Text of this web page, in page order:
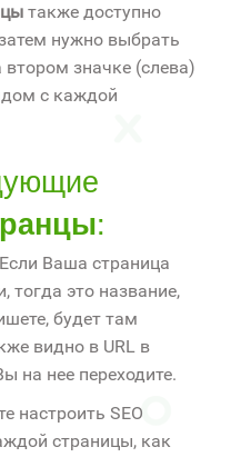
также доступно
нужно выбрать
значке (слева)
с каждой
:
Ваша страница
тогда это название,
будет там
видно в URL в
на нее переходите.
настроить SEO
страницы, как